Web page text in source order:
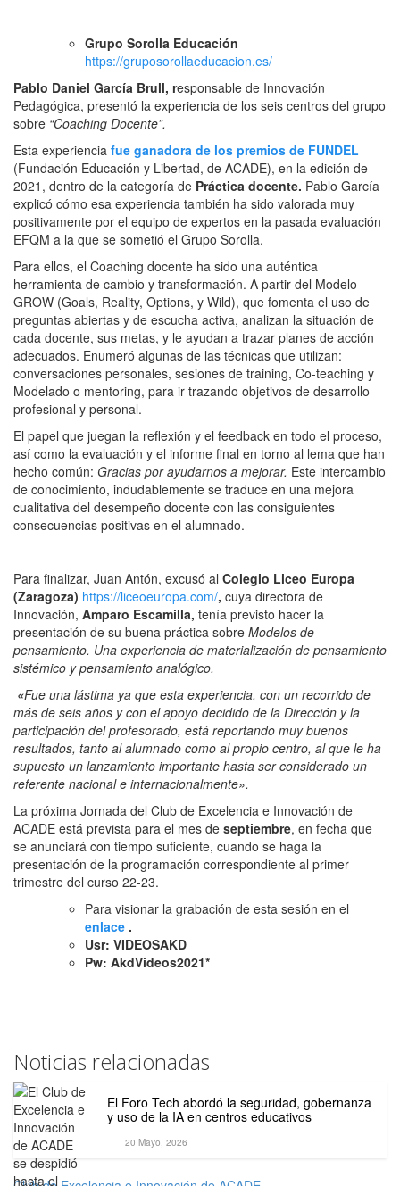
Grupo Sorolla Educación
https://gruposorollaeducacion.es/
Pablo Daniel García Brull, responsable de Innovación
Pedagógica, presentó la experiencia de los seis centros del grupo
sobre “Coaching Docente”.
Esta experiencia fue ganadora de los premios de FUNDEL
(Fundación Educación y Libertad, de ACADE), en la edición de
2021, dentro de la categoría de Práctica docente. Pablo García
explicó cómo esa experiencia también ha sido valorada muy
positivamente por el equipo de expertos en la pasada evaluación
EFQM a la que se sometió el Grupo Sorolla.
Para ellos, el Coaching docente ha sido una auténtica
herramienta de cambio y transformación. A partir del Modelo
GROW (Goals, Reality, Options, y Wild), que fomenta el uso de
preguntas abiertas y de escucha activa, analizan la situación de
cada docente, sus metas, y le ayudan a trazar planes de acción
adecuados. Enumeró algunas de las técnicas que utilizan:
conversaciones personales, sesiones de training, Co-teaching y
Modelado o mentoring, para ir trazando objetivos de desarrollo
profesional y personal.
El papel que juegan la reflexión y el feedback en todo el proceso,
así como la evaluación y el informe final en torno al lema que han
hecho común: Gracias por ayudarnos a mejorar. Este intercambio
de conocimiento, indudablemente se traduce en una mejora
cualitativa del desempeño docente con las consiguientes
consecuencias positivas en el alumnado.
Para finalizar, Juan Antón, excusó al Colegio Liceo Europa
(Zaragoza) https://liceoeuropa.com/, cuya directora de
Innovación, Amparo Escamilla, tenía previsto hacer la
presentación de su buena práctica sobre Modelos de
pensamiento. Una experiencia de materialización de pensamiento
sistémico y pensamiento analógico.
«Fue una lástima ya que esta experiencia, con un recorrido de
más de seis años y con el apoyo decidido de la Dirección y la
participación del profesorado, está reportando muy buenos
resultados, tanto al alumnado como al propio centro, al que le ha
supuesto un lanzamiento importante hasta ser considerado un
referente nacional e internacionalmente».
La próxima Jornada del Club de Excelencia e Innovación de
ACADE está prevista para el mes de septiembre, en fecha que
se anunciará con tiempo suficiente, cuando se haga la
presentación de la programación correspondiente al primer
trimestre del curso 22-23.
Para visionar la grabación de esta sesión en el
enlace .
Usr: VIDEOSAKD
Pw: AkdVideos2021*
Noticias relacionadas
20 Mayo, 2026
El Foro Tech abordó la seguridad, gobernanza
y uso de la IA en centros educativos